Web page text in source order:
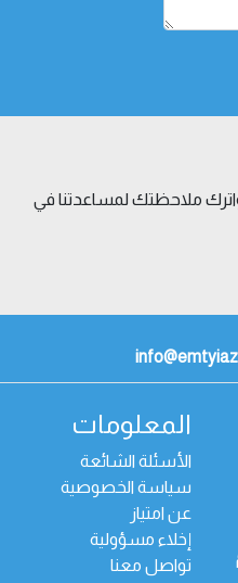
ملاحظتك لمساعدتنا في
المعلومات
الأسئلة الشائعة
سياسة الخصوصية
عن امتياز
إخلاء مسؤولية
تواصل معنا